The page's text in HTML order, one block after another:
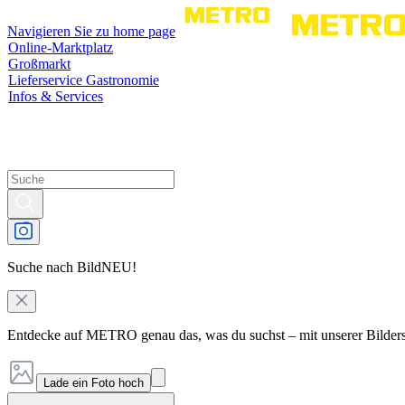
Navigieren Sie zu home page
Online-Marktplatz
Großmarkt
Lieferservice Gastronomie
Infos & Services
Suche nach BildNEU!
Entdecke auf METRO genau das, was du suchst – mit unserer
Lade ein Foto hoch